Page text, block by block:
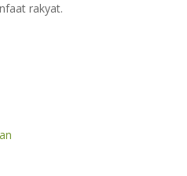
rakyat.